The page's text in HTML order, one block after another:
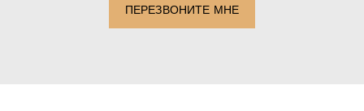
ПЕРЕЗВОНИТЕ МНЕ